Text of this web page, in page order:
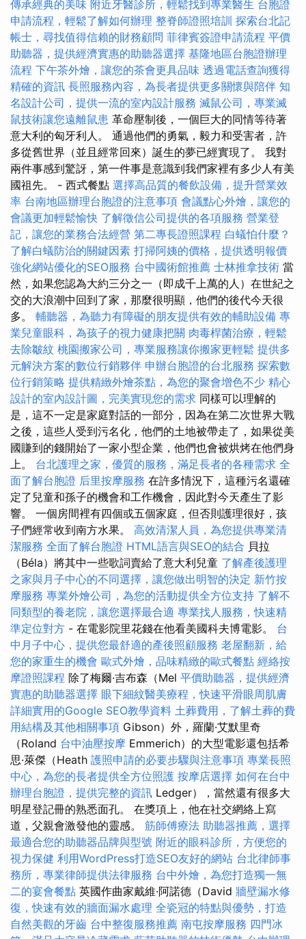
傳承經典的美味 附近牙醫診所，輕鬆找到專業醫生 台胞證
申請流程，輕鬆了解如何辦理 整脊師證照培訓 探索台北記
帳士，尋找值得信賴的財務顧問 菲律賓簽證申請流程 平價
助聽器，提供經濟實惠的助聽器選擇 基隆地區台胞證辦理
流程 下午茶外燴，讓您的茶會更具品味 透過電話查詢獲得
精確的資訊 長照服務內容，為長者提供更多關懷與陪伴 知
名設計公司，提供一流的室內設計服務 滅鼠公司，專業滅
鼠技術讓您遠離鼠患 革命壓制後，一個巨大的同情等待著
意大利的匈牙利人。 通過他們的勇氣，毅力和受害者，許
多從舊世界（並且經常回來）誕生的夢已經實現了。 我對
兩件事感到驚訝，第一件事是意識到我們家裡有多少人有美
國祖先。 - 西式餐點 選擇高品質的餐飲設備，提升營業效
率 台南地區辦理台胞證的注意事項 會議點心外燴，讓您的
會議更加輕鬆愉快 了解徵信公司提供的各項服務 營業登
記，讓您的業務合法經營 第二專長證照課程 白蟻怕什麼？
了解白蟻防治的關鍵因素 打掃阿姨的價格，提供透明報價
強化網站優化的SEO服務 台中國術館推薦 士林推拿技術 當
然，如果您認為大約三分之一（即成千上萬的人）在世紀之
交的大浪潮中回到了家，那麼很明顯，他們的後代今天很
多。 輔聽器，為聽力有障礙的朋友提供有效的輔助設備 專
業兒童眼科，為孩子的視力健康把關 肉毒桿菌治療，輕鬆
去除皺紋 桃園搬家公司，專業服務讓你搬家更輕鬆 提供多
元解決方案的數位行銷夥伴 申辦台胞證的台北服務 探索數
位行銷策略 提供精緻外燴茶點，為您的聚會增色不少 精心
設計的室內設計圖，完美實現您的需求 同樣可以理解的
是，這不一定是家庭對話的一部分，因為在第二次世界大戰
之後，這些人受到污名化，他們的土地被帶走了，如果從美
國賺到的錢開始了一家小型企業，他們也會被烘烤在他們身
上。 台北護理之家，優質的服務，滿足長者的各種需求 全
面了解台胞證 后里按摩服務 在許多情況下，這種污名還確
定了兒童和孫子的機會和工作機會，因此對今天產生了影
響。 一個房間裡有四個或五個家庭，但否則護理很好，孩
子們經常收到南方水果。 高效清潔人員，為您提供專業清
潔服務 全面了解台胞證 HTML語言與SEO的結合 貝拉
（Béla）將其中一些歌詞賣給了意大利兒童 了解產後護理
之家與月子中心的不同選擇，讓您做出明智的決定 新竹按
摩服務 專業外燴公司，為您的活動提供全方位支持 了解不
同類型的養老院，讓您選擇最合適 專業找人服務，快速精
準定位對方 - 在電影院里花錢在他看美國科夫博電影。 台
中月子中心，提供您最舒適的產後照顧服務 老屋翻新，給
您的家重生的機會 歐式外燴，品味精緻的歐式餐點 經絡按
摩證照課程 除了梅爾·吉布森（Mel 平價助聽器，提供經濟
實惠的助聽器選擇 眼下細紋醫美療程，快速平滑眼周肌膚
詳細實用的Google SEO教學資料 土葬費用，了解土葬的費
用結構及其他相關事項 Gibson）外，羅蘭·艾默里奇
（Roland 台中油壓按摩 Emmerich）的大型電影還包括希
思·萊傑（Heath 護照申請的必要步驟與注意事項 專業長照
中心，為您的長者提供全方位照護 按摩店選擇 如何在台中
辦理台胞證，提供完整的資訊 Ledger），當然還有很多大
明星登記冊的熟悉面孔。 在獎項上，他在社交網絡上寫
道，父親會激發他的靈感。 筋師傅療法 助聽器推薦，選擇
最適合您的助聽器品牌與型號 附近的眼科診所，方便您的
視力保健 利用WordPress打造SEO友好的網站 台北律師事
務所，專業律師提供法律服務 台中外燴，為您打造獨一無
二的宴會餐點 英國作曲家戴維·阿諾德（David 牆壁漏水修
復，快速有效的牆面漏水處理 全瓷冠的特點與優勢，打造
自然美觀的牙齒 台中整復服務推薦 南屯按摩服務 四門冰